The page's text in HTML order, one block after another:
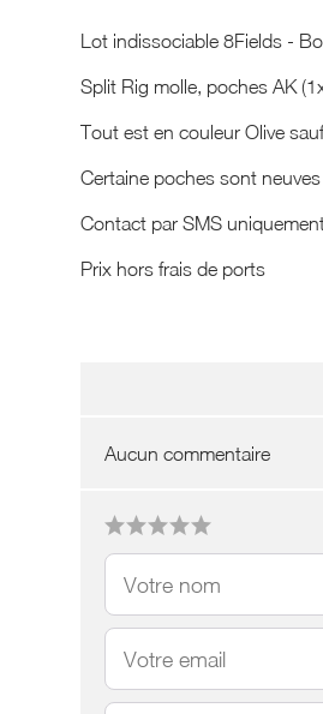
Lot indissociable 8Fields -
Split Rig molle, poches AK
Tout est en couleur Olive
Certaine poches sont neuves
Contact par SMS
Prix hors frais de ports
Aucun commentaire